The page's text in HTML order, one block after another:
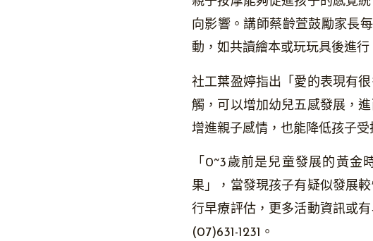
向影響。講師蔡齡萱鼓勵家長
動，如共讀繪本或玩玩具後進
社工葉盈婷指出「愛的表現有
觸，可以增加幼兒五感發展，
增進親子感情，也能降低孩子受
「0~3歲前是兒童發展的黃
果」，當發現孩子有疑似發展
行早療評估，更多活動資訊或
(07)631-1231。